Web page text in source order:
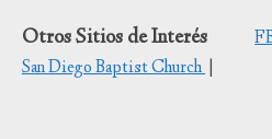
Otros Sitios de Interés
San Diego Baptist Church